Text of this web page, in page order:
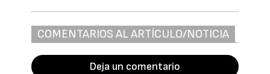
COMENTARIOS AL ARTÍCULO/NOTICIA
Deja un comentario